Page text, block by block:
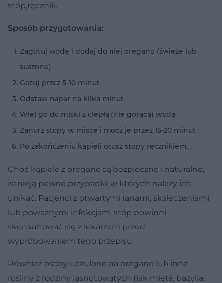
stóp,ręcznik.
Sposób przygotowania:
Zagotuj wodę i dodaj do niej oregano (świeże lub
suszone)
Gotuj przez 5-10 minut
Odstaw napar na kilka minut
Wlej go do miski z ciepłą (nie gorącą) wodą
Zanurz stopy w misce i mocz je przez 15-20 minut
Po zakończeniu kąpieli osusz stopy ręcznikiem.
Choć kąpiele z oregano są bezpieczne i naturalne,
istnieją pewne przypadki, w których należy ich
unikać. Pacjenci z otwartymi ranami, skaleczeniami
lub poważnymi infekcjami stóp powinni
skonsultować się z lekarzem przed
wypróbowaniem tego przepisu.
Również osoby uczulone na oregano lub inne
rośliny z rodziny jasnotowatych (jak mięta, bazylia,